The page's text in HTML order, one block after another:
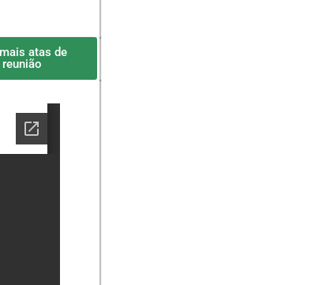
atas de
reunião